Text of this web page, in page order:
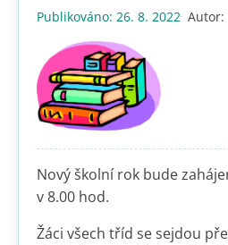
Publikováno: 26. 8. 2022 Autor:
Nový školní rok bude
v 8.00 hod.
Žáci všech tříd se sejdou